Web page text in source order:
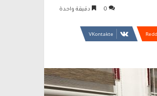
0 دقيقة واحدة